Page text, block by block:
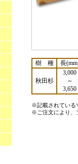
樹 種 長
秋田杉
3,000
～
3,650
※記載されている
※ご注文により、